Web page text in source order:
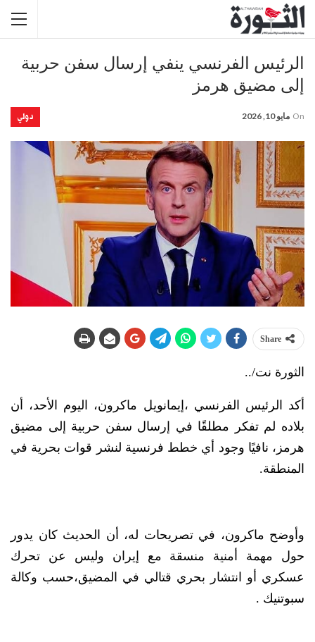
الرئيس الفرنسي ينفي إرسال سفن حربية
إلى مضيق هرمز
دولي On مايو 10, 2026
Share
الثورة نت/..
أكد الرئيس الفرنسي ،إيمانويل ماكرون، اليوم الأحد، أن
بلاده لم تفكر مطلقًا في إرسال سفن حربية إلى مضيق
هرمز، نافيًا وجود أي خطط فرنسية لنشر قوات بحرية في
المنطقة.
وأوضح ماكرون، في تصريحات له، أن الحديث كان يدور
حول مهمة أمنية منسقة مع إيران وليس عن تحرك
عسكري أو انتشار بحري قتالي في المضيق،حسب وكالة
سبوتنيك .